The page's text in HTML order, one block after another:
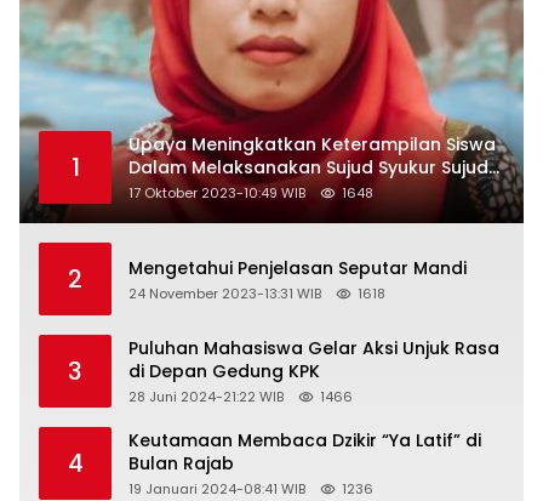
1
Upaya Meningkatkan Keterampilan Siswa
Dalam Melaksanakan Sujud Syukur Sujud
Sahwi dan Sujud Tilawah Dengan
Menggunakan Model Pembelajaran
Nujum Sampang
17 Oktober 2023-10:49 WIB 1648
2 Mengetahui Penjelasan Seputar Mandi
24 November 2023-13:31 WIB 1618
3
Puluhan Mahasiswa Gelar Aksi Unjuk Rasa
di Depan Gedung KPK
28 Juni 2024-21:22 WIB 1466
4
Keutamaan Membaca Dzikir “Ya Latif” di
Bulan Rajab
19 Januari 2024-08:41 WIB 1236